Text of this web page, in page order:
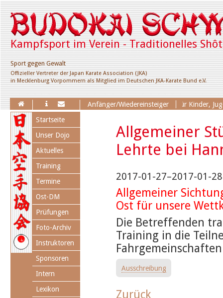
Kampfsport im Verein - Traditionelles
Sport gegen Gewalt
Offizieller Vertreter der Japan Karate Association (JKA)
in Mecklenburg Vorpommern als Mitglied im Deutschen JKA-Karate Bund e.V.
Anfänger/Wiedereinsteiger
Erweiterung des Trainingsangebotes für Kinder,
Allgemeiner
Lehrte bei
2017-01-27–2017-01-28
Allgemeiner
Ost für unsere
Die Betreffenden
Training in die
Ausschreibung
Zurück
Navigation
überspringen
Startseite
Unser Dojo
Aktuelles
Training
Termine
Ost-DM
Prüfungen
Foto-Archiv
Instruktoren
Sponsoren
Intern
Lexikon